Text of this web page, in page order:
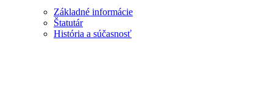
Základné informácie
Štatutár
História a súčasnosť